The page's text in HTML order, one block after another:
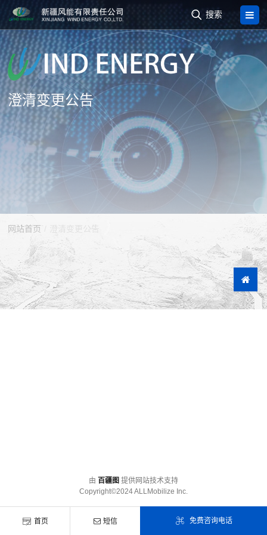
 搜索
首页 短信 免费咨询电话
澄清变更公告
网站首页 澄清变更公告
由 百疆图 提供网站技术支持
Copyright©2024 ALLMobilize Inc.